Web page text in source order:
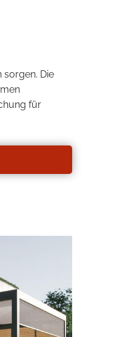
sorgen. Die
für